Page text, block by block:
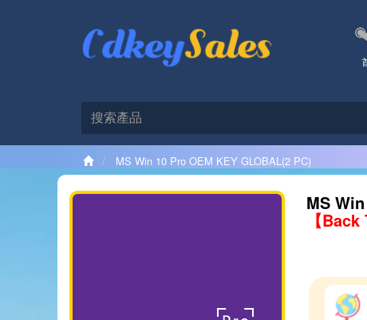
MS Win 10 Pro OEM KEY GLOBAL(2 PC)
MS
【